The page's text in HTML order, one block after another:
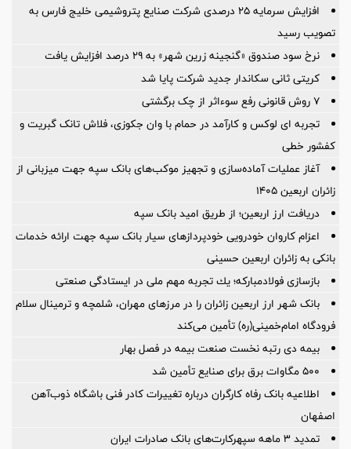
افزایش سرمایه ۲۵ درصدی شرکت صنایع پتروشیمی خلیج فارس به
تصویب رسید
نرخ سود صندوق «گنجینه زرین شهر» به ۲۹ درصد افزایش یافت
کریتی ثانی سکاندار جدید شرکت پایا شد
۷ روش قانونی رفع سوء‌اثر از چک برگشتی
تجربه ای لوکس و کارآمد در حمام با وان جکوزی، فلاش تانک گبریت و
کفشور خطی
آغاز عملیات آماده‌سازی و تجهیز موکب‌های بانک سپه جهت میزبانی از
زائران اربعین ۱۴۰۵
دریافت ارز اربعین؛ از طریق امید بانک سپه
اعزام کاروان خودرویی خودپردازهای سیار بانک سپه جهت ارائه خدمات
بانکی به زائران اربعین حسینی
بازسازی فولادمباركه؛ یك تجربه مهم ملی در ایستادگی صنعتی
بانک شهر ارز اربعین زائران را در مرزهای مهران، شلمچه و ترمینال سلام
فرودگاه امام‌خمینی(ره) تأمین می‌کند
بیمه دی رتبه نخست صنعت بیمه در فصل بهار
۵۰۰ مگاوات برق برای صنایع تأمین شد
اطلاعیه بانک رفاه کارگران درباره تغییرات کادر فنی باشگاه ذوب‌آهن
اصفهان
تمدید 3 ماهه سپهرکارت‌های بانک صادرات ایران